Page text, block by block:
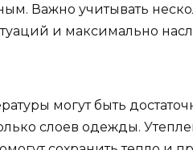
Важно учитывать
и максимально
могут быть
слоев одежды.